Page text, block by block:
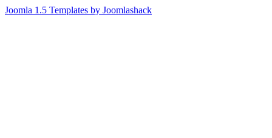
Joomla 1.5 Templates by Joomlashack